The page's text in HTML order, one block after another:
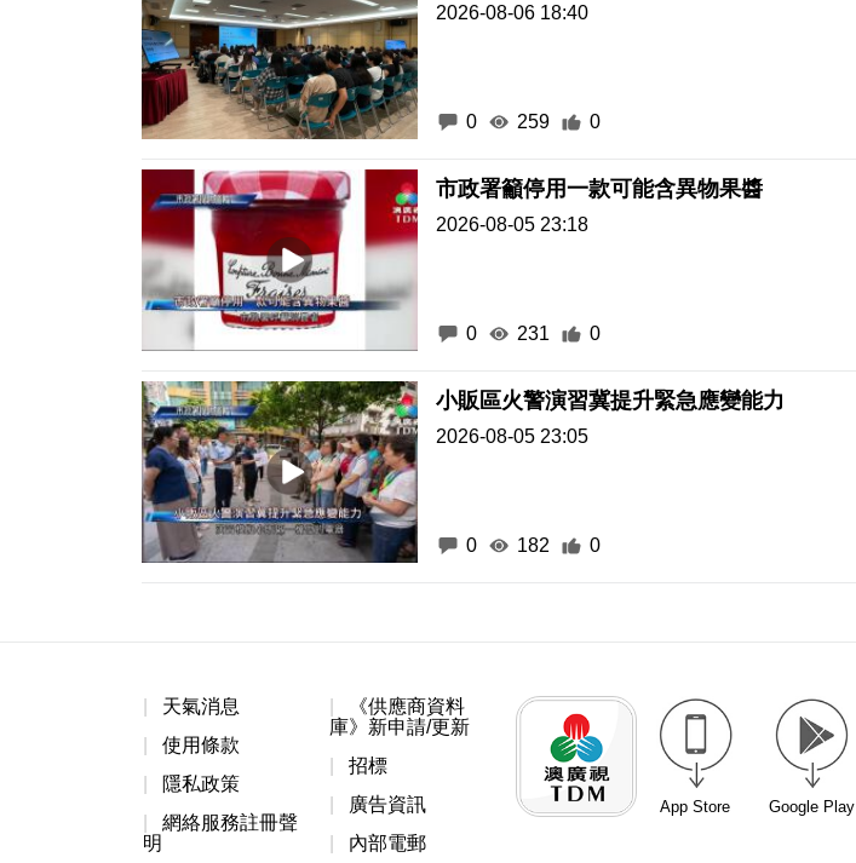
2026-08-06 18:40
0 259 0
市政署籲停用一款可能含異物果醬
2026-08-05 23:18
0 231 0
小販區火警演習冀提升緊急應變能力
2026-08-05 23:05
0 182 0
天氣消息
使用條款
隱私政策
網絡服務註冊聲
明
《供應商資料
庫》新申請/更新
招標
廣告資訊
內部電郵
App Store Google Play